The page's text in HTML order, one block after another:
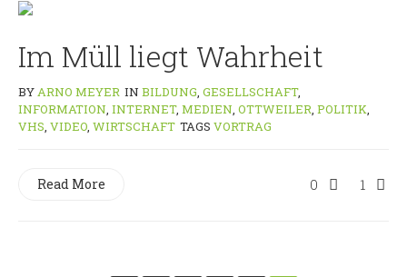
Im Müll liegt Wahrheit
BYARNO MEYER IN BILDUNG, GESELLSCHAFT,
INFORMATION, INTERNET, MEDIEN, OTTWEILER, POLITIK,
VHS, VIDEO, WIRTSCHAFT TAGS VORTRAG
0 1
Read More